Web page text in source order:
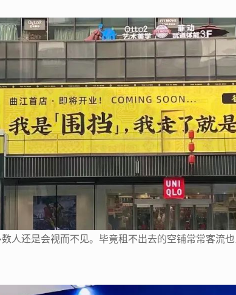
人还是会视而不见。毕竟租不出去的空铺常常客流